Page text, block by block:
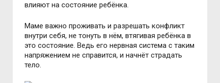
влияют на состояние ребёнка.
Маме важно проживать и разрешать конфликт
внутри себя, не тонуть в нём, втягивая ребёнка в
это состояние. Ведь его нервная система с таким
напряжением не справится, и начнёт страдать
тело.